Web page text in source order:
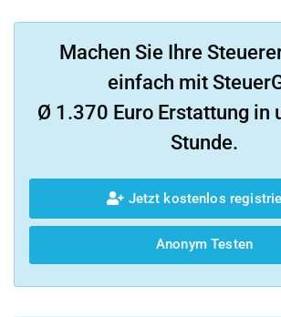
Machen Sie Ihre
einfach mit
Ø 1.370 Euro Erstattung in
Stunde.
Jetzt kostenlos
Anonym Testen